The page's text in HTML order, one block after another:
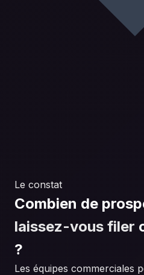
Le constat
Combien de
laissez-vous filer
?
Les équipes commerciales